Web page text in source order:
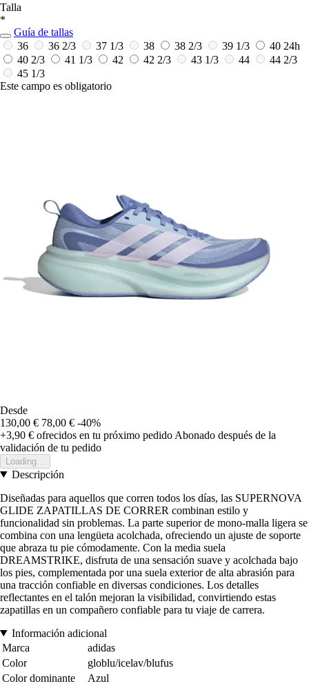
Talla
*
Guía de tallas
36
36 2/3 37 1/3 38 38 2/3 39 1/3 40 24h
40 2/3
41 1/3 42 42 2/3 43 1/3 44
44 2/3
45 1/3
Este campo es obligatorio
Desde
130,00 € 78,00 € -40%
+3,90 € ofrecidos en tu próximo pedido Abonado después de la
validación de tu pedido
Loading...
Descripción
Diseñadas para aquellos que corren todos los días, las SUPERNOVA
GLIDE ZAPATILLAS DE CORRER combinan estilo y
funcionalidad sin problemas. La parte superior de mono-malla ligera se
combina con una lengüeta acolchada, ofreciendo un ajuste de soporte
que abraza tu pie cómodamente. Con la media suela
DREAMSTRIKE, disfruta de una sensación suave y acolchada bajo
los pies, complementada por una suela exterior de alta abrasión para
una tracción confiable en diversas condiciones. Los detalles
reflectantes en el talón mejoran la visibilidad, convirtiendo estas
zapatillas en un compañero confiable para tu viaje de carrera.
Información adicional
Marca
adidas
Color
globlu/icelav/blufus
Color dominante
Azul